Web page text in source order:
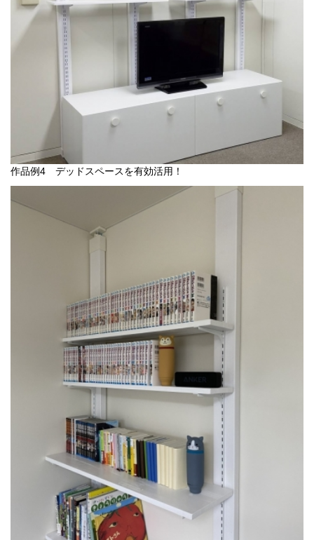
作品例4 デッドスペースを有効活用！